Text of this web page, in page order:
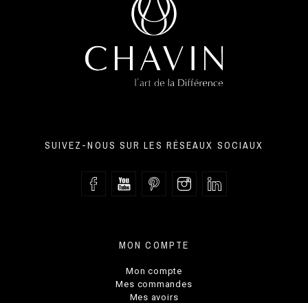
SUIVEZ-NOUS SUR LES RÉSEAUX SOCIAUX
MON COMPTE
Mon compte
Mes commandes
Mes avoirs